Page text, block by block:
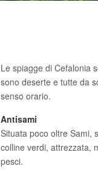
Le spiagge di Cefalonia
sono deserte e tutte da
senso orario.
Antisami
Situata poco oltre Sami,
colline verdi, attrezzata,
pesci.